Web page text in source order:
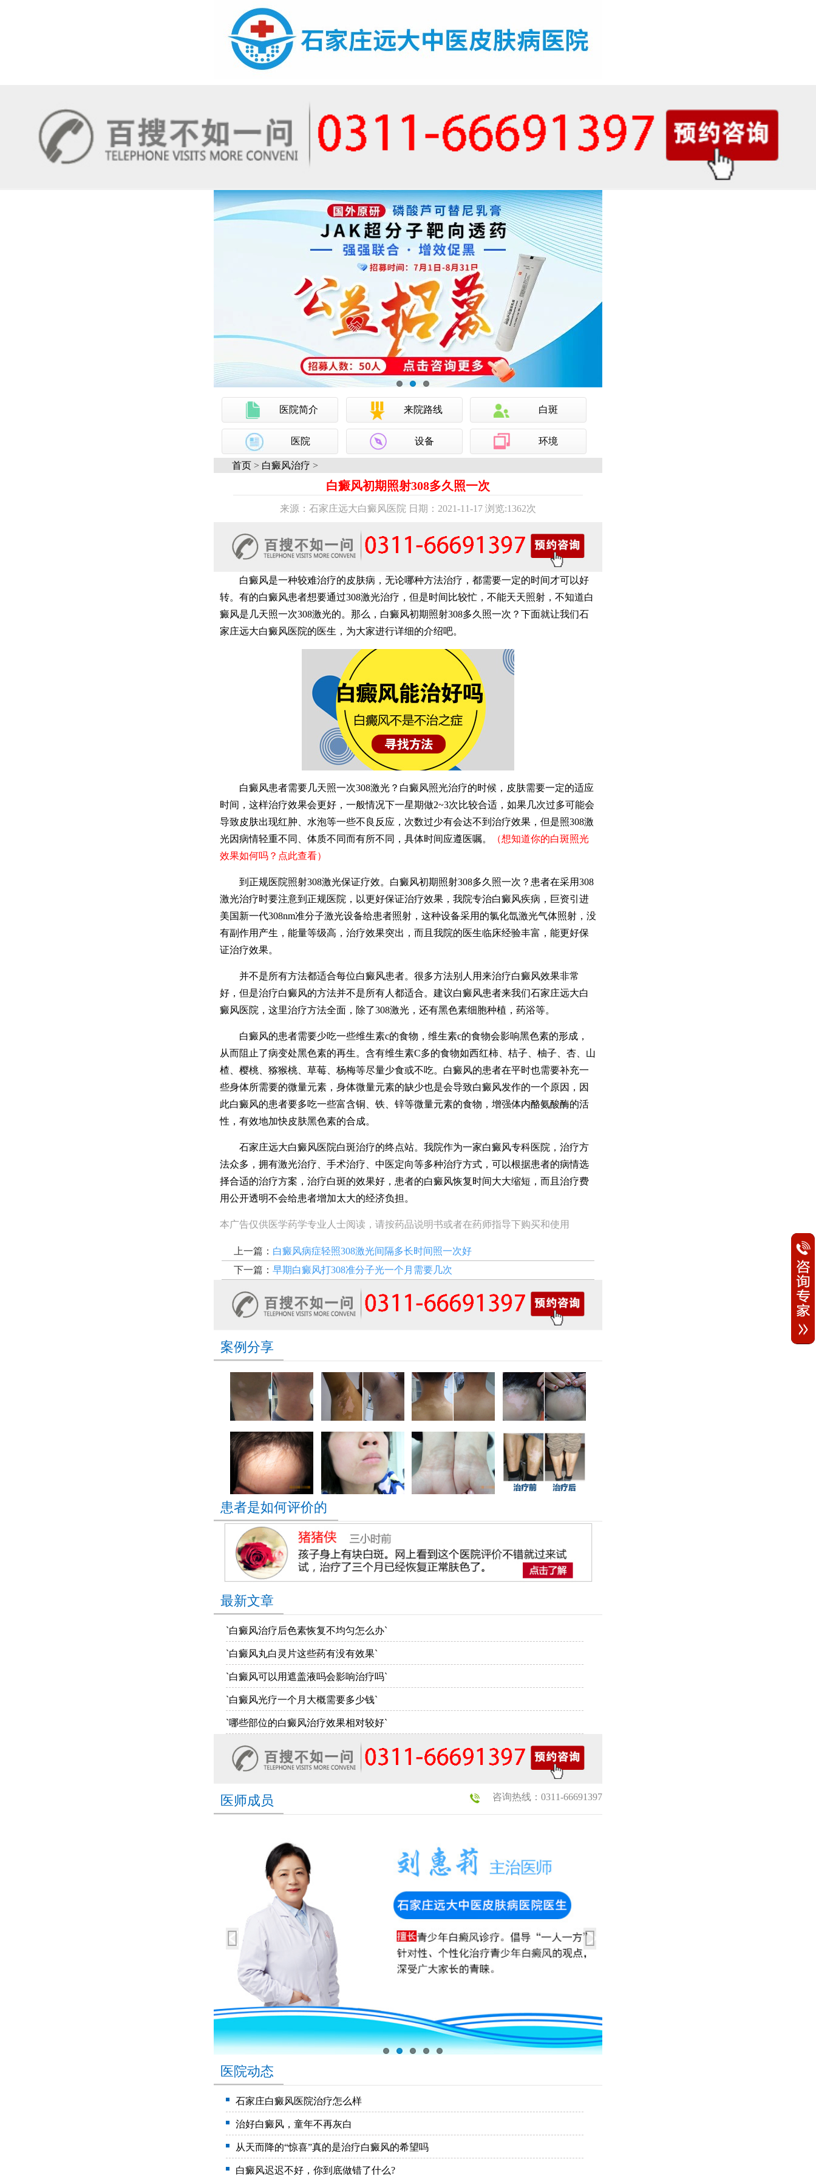
医院简介 来院路线 白斑
医院 设备 环境
首页 > 白癜风治疗 >
白癜风初期照射308多久照一次
来源：石家庄远大白癜风医院 日期：2021-11-17 浏览:1362次
白癜风是一种较难治疗的皮肤病，无论哪种方法治疗，都需要一定的时间才可以好
转。有的白癜风患者想要通过308激光治疗，但是时间比较忙，不能天天照射，不知道白
癜风是几天照一次308激光的。那么，白癜风初期照射308多久照一次？下面就让我们石
家庄远大白癜风医院的医生，为大家进行详细的介绍吧。
白癜风患者需要几天照一次308激光？白癜风照光治疗的时候，皮肤需要一定的适应
时间，这样治疗效果会更好，一般情况下一星期做2~3次比较合适，如果几次过多可能会
导致皮肤出现红肿、水泡等一些不良反应，次数过少有会达不到治疗效果，但是照308激
光因病情轻重不同、体质不同而有所不同，具体时间应遵医嘱。
（想知道你的白斑照光
效果如何吗？点此查看）
到正规医院照射308激光保证疗效。白癜风初期照射308多久照一次？患者在采用308
激光治疗时要注意到正规医院，以更好保证治疗效果，我院专治白癜风疾病，巨资引进
美国新一代308nm准分子激光设备给患者照射，这种设备采用的氯化氙激光气体照射，没
有副作用产生，能量等级高，治疗效果突出，而且我院的医生临床经验丰富，能更好保
证治疗效果。
并不是所有方法都适合每位白癜风患者。很多方法别人用来治疗白癜风效果非常
好，但是治疗白癜风的方法并不是所有人都适合。建议白癜风患者来我们石家庄远大白
癜风医院，这里治疗方法全面，除了308激光，还有黑色素细胞种植，药浴等。
白癜风的患者需要少吃一些维生素c的食物，维生素c的食物会影响黑色素的形成，
从而阻止了病变处黑色素的再生。含有维生素C多的食物如西红柿、桔子、柚子、杏、山
楂、樱桃、猕猴桃、草莓、杨梅等尽量少食或不吃。白癜风的患者在平时也需要补充一
些身体所需要的微量元素，身体微量元素的缺少也是会导致白癜风发作的一个原因，因
此白癜风的患者要多吃一些富含铜、铁、锌等微量元素的食物，增强体内酪氨酸酶的活
性，有效地加快皮肤黑色素的合成。
石家庄远大白癜风医院白斑治疗的终点站。我院作为一家白癜风专科医院，治疗方
法众多，拥有激光治疗、手术治疗、中医定向等多种治疗方式，可以根据患者的病情选
择合适的治疗方案，治疗白斑的效果好，患者的白癜风恢复时间大大缩短，而且治疗费
用公开透明不会给患者增加太大的经济负担。
本广告仅供医学药学专业人士阅读，请按药品说明书或者在药师指导下购买和使用
上一篇： 白癜风病症轻照308激光间隔多长时间照一次好
下一篇： 早期白癜风打308准分子光一个月需要几次
案例分享
患者是如何评价的
最新文章
`白癜风治疗后色素恢复不均匀怎么办`
`白癜风丸白灵片这些药有没有效果`
`白癜风可以用遮盖液吗会影响治疗吗`
`白癜风光疗一个月大概需要多少钱`
`哪些部位的白癜风治疗效果相对较好`
咨询热线：0311-66691397
医师成员
医院动态
石家庄白癜风医院治疗怎么样
治好白癜风，童年不再灰白
从天而降的“惊喜”真的是治疗白癜风的希望吗
白癜风迟迟不好，你到底做错了什么?